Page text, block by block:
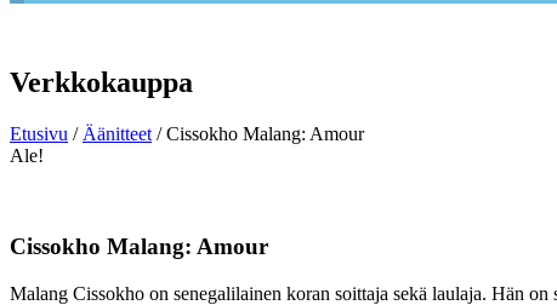
Verkkokauppa
Etusivu / Äänitteet / Cissokho Malang: Amour
Ale!
Cissokho Malang: Amour
Malang Cissokho on senegalilainen koran soittaja sekä laulaja. Hän